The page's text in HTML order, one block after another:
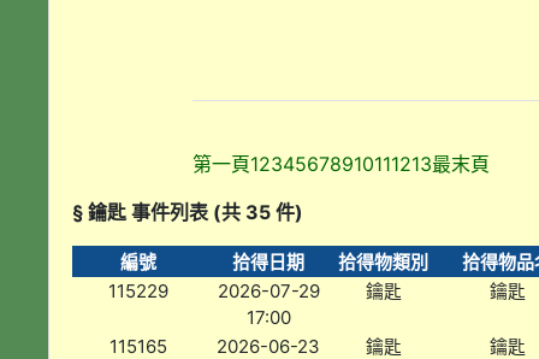
第一頁12345678910111213最末頁
§ 鑰匙 事件列表 (共 35 件)
編號 拾得日期 拾得物類別
拾得物品
115229
2026-07-29
17:00
鑰匙 鑰匙
115165
2026-06-23
鑰匙 鑰匙